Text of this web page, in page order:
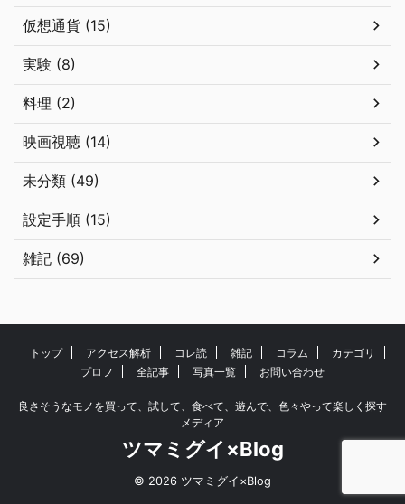
仮想通貨 (15)
実験 (8)
料理 (2)
映画視聴 (14)
未分類 (49)
設定手順 (15)
雑記 (69)
トップ アクセス解析 コレ読 雑記 コラム
カテゴリ
プロフ
全記事 写真一覧 お問い合わせ
良さそうなモノを買って、試して、食べて、遊んで、色々やって楽しく探す
メディア
ツマミグイ×Blog
© 2026 ツマミグイ×Blog